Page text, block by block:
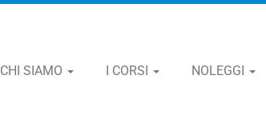
CHI SIAMO I CORSI
NOLEGGI